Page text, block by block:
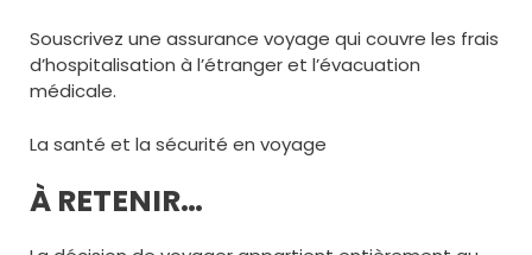
Souscrivez une assurance voyage qui couvre les frais
d’hospitalisation à l’étranger et l’évacuation
médicale.
La santé et la sécurité en voyage
À RETENIR…